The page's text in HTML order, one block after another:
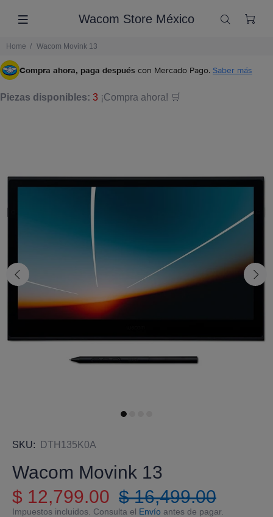
Wacom Store México
Home Wacom Movink 13
Compra ahora, paga después con Mercado Pago. Saber más
Piezas disponibles: 3 ¡Compra ahora! 🛒
SKU: DTH135K0A
Wacom Movink 13
$ 12,799.00 $ 16,499.00
Impuestos incluidos. Consulta el Envío antes de pagar.